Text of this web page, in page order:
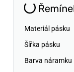
Materiál pásku
Šířka pásku
Barva náramku